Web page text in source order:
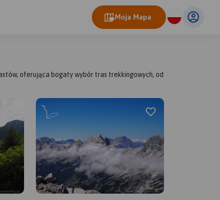
Moja Mapa
oferująca bogaty wybór tras trekkingowych, od